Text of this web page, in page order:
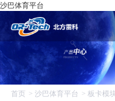
沙巴体育平台
首页 沙巴体育平台 板卡模